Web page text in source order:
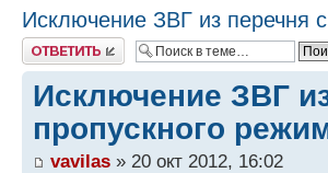
Исключение ЗВГ из перечня
Ответить
Исключение ЗВГ
пропускного
vavilas » 20 окт 2012, 16:02